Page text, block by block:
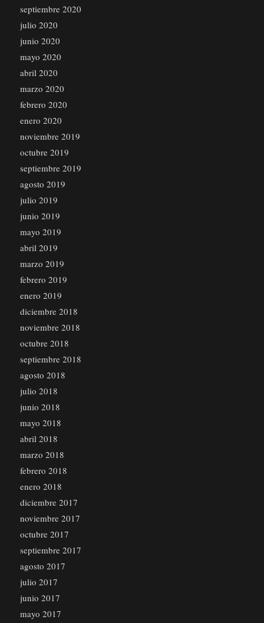
septiembre 2020
julio 2020
junio 2020
mayo 2020
abril 2020
marzo 2020
febrero 2020
enero 2020
noviembre 2019
octubre 2019
septiembre 2019
agosto 2019
julio 2019
junio 2019
mayo 2019
abril 2019
marzo 2019
febrero 2019
enero 2019
diciembre 2018
noviembre 2018
octubre 2018
septiembre 2018
agosto 2018
julio 2018
junio 2018
mayo 2018
abril 2018
marzo 2018
febrero 2018
enero 2018
diciembre 2017
noviembre 2017
octubre 2017
septiembre 2017
agosto 2017
julio 2017
junio 2017
mayo 2017